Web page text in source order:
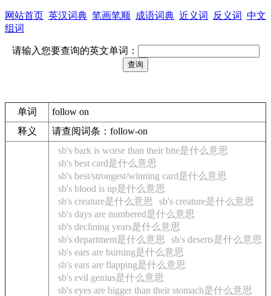
网站首页 英汉词典 笔画笔顺 成语词典 近义词 反义词 中文
组词
请输入您要查询的英文单词：
单词
follow on
释义
请查阅词条：follow-on
sb's bark is worse than their bite是什么意思
sb's best card是什么意思
sb's best/strongest/winning card是什么意思
sb's blood is up是什么意思
sb's creature是什么意思
sb's creature是什么意思
sb's days are numbered是什么意思
sb's declining years是什么意思
sb's department是什么意思
sb's deserts是什么意思
sb's ears are burning是什么意思
sb's ears are flapping是什么意思
sb's evil genius是什么意思
sb's eyes are bigger than their stomach是什么意思